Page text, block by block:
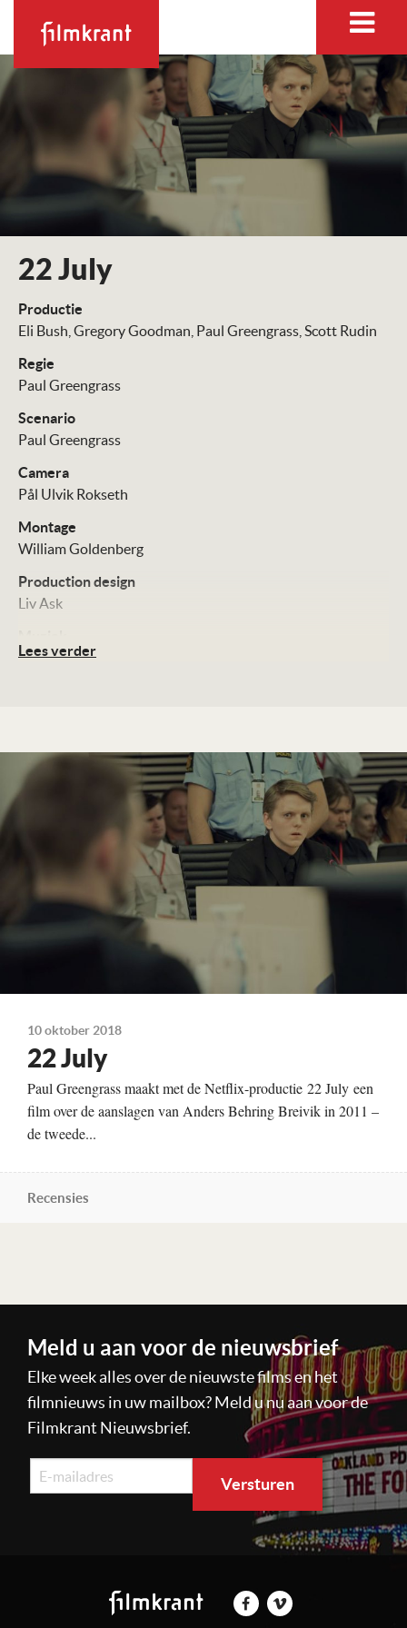
22 July
Productie
Eli Bush Gregory Goodman Paul Greengrass Scott Rudin
Regie
Paul Greengrass
Scenario
Paul Greengrass
Camera
Pål Ulvik Rokseth
Montage
William Goldenberg
Production design
Liv Ask
Sune Martin
Netflix (bioscoop en sctreaming)
Technische Details
10-10-2018
Noorwegen, IJsland, VS
Lees verder
10 oktober 2018
22 July
Paul Greengrass maakt met de Netflix-productie 22 July een
film over de aanslagen van Anders Behring Breivik in 2011 –
de tweede...
Recensies
Meld u aan voor de nieuwsbrief
Elke week alles over de nieuwste films en het
filmnieuws in uw mailbox? Meld u nu aan voor de
Filmkrant Nieuwsbrief.